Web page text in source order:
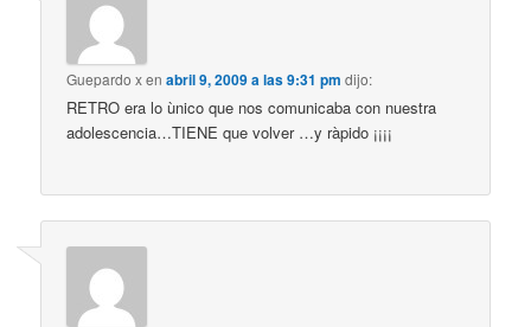
Guepardo xenabril 9, 2009 a las 9:31 pm dijo:
RETRO era lo ùnico que nos comunicaba con nuestra
adolescencia…TIENE que volver …y ràpido ¡¡¡¡